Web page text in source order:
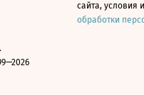
сайта, условия
обработки